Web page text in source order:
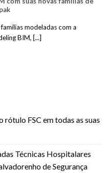
rótulo FSC em todas as suas
Técnicas Hospitalares
de Segurança
modeladas com a
BIM, [...]